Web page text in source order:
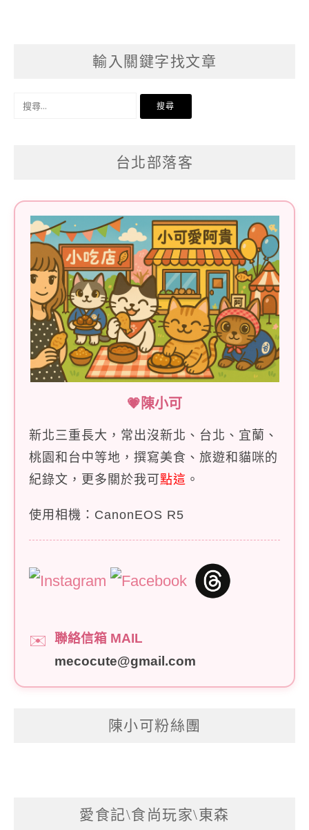
輸入關鍵字找文章
搜
台北部落客
💗陳小可
新北三重長大，常出沒新北、台北、宜蘭、
桃園和台中等地，撰寫美食、旅遊和貓咪的
紀錄文，更多關於我可 點這 。
使用相機：CanonEOS R5
✉️
聯絡信箱 MAIL
mecocute@gmail.com
陳小可粉絲團
愛食記\食尚玩家\東森